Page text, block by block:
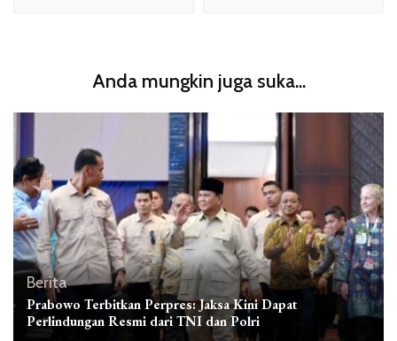
Anda mungkin juga suka...
Berita
Prabowo Terbitkan Perpres: Jaksa Kini Dapat
Perlindungan Resmi dari TNI dan Polri